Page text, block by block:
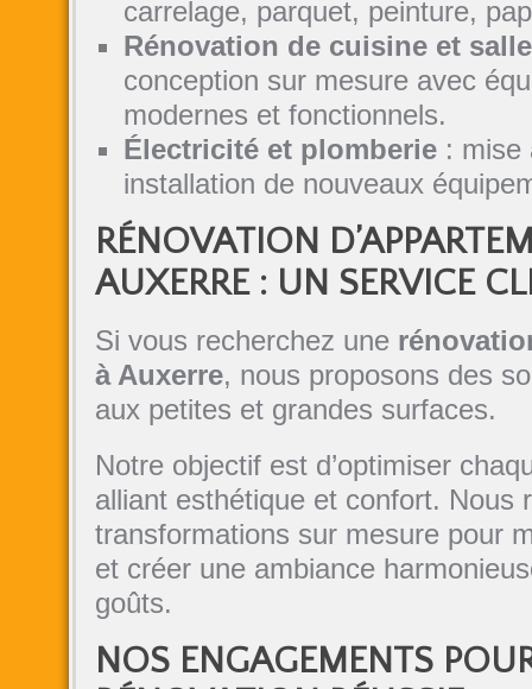
carrelage, parquet, peinture,
Rénovation de cuisine et
conception sur mesure avec
modernes et fonctionnels.
Électricité et plomberie: mise
installation de nouveaux
RÉNOVATION
AUXERRE : UN SERVICE
Si vous recherchez une
à Auxerre, nous proposons des
aux petites et grandes surfaces.
Notre objectif est d’optimiser
alliant esthétique et confort. Nous
transformations sur mesure pour
et créer une ambiance
goûts.
NOS ENGAGEMENTS